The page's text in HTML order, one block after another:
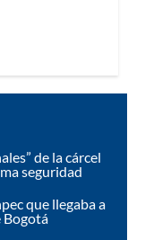
de la cárcel
seguridad
que llegaba a
Bogotá